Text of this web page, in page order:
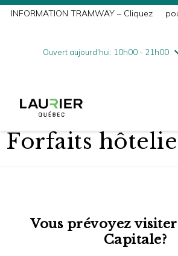
INFORMATION TRAMWAY – Cliquez
Ouvert aujourd'hui: 10h00 - 21h00
mercredi8/5
10h00 - 18h00
vendredi8/7
10h00 - 21h00
Forfaits
Vous prévoyez
Capitale?